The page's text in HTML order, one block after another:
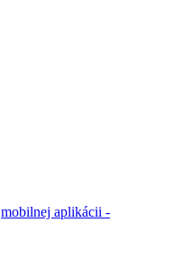
mobilnej aplikácii -